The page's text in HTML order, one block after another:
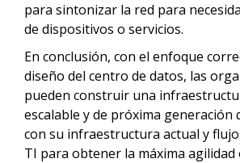
para sintonizar la red para
de dispositivos o servicios.
En conclusión, con el enfoque
diseño del centro de datos, las
pueden construir una
escalable y de próxima generación
con su infraestructura actual y
TI para obtener la máxima agilidad